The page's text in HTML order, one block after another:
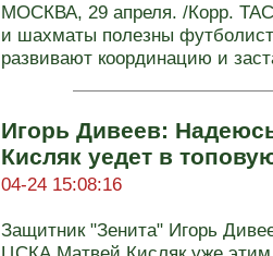
МОСКВА, 29 апреля. /Корр.
и шахматы полезны
развивают координацию и
Игорь Дивеев:
Кисляк уедет в
04-24 15:08:16
Защитник "Зенита" Игорь